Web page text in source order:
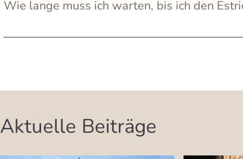
Wie lange muss ich warten, bis ich den
Das hängt vom ausgewählten Produkt ab. Den
Aktuelle Beiträge